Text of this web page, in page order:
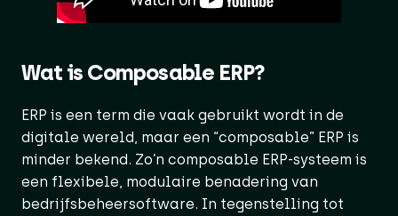
Wat is Composable ERP?
ERP is een term die vaak gebruikt wordt in de
digitale wereld, maar een “composable” ERP is
minder bekend. Zo’n composable ERP-systeem is
een flexibele, modulaire benadering van
bedrijfsbeheersoftware. In tegenstelling tot